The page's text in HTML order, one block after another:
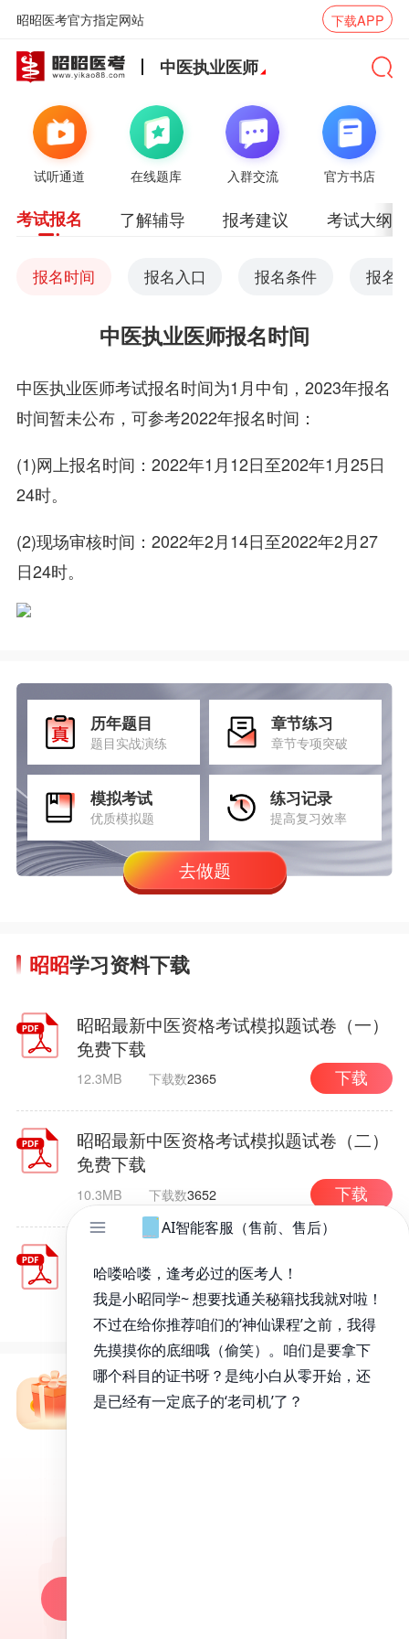
昭昭医考官方指定网站 下载APP
中医执业医师
试听通道 在线题库 入群交流 官方书店
考试报名 了解辅导 报考建议 考试大纲
报名时间 报名入口 报名条件 报名
中医执业医师报名时间
中医执业医师考试报名时间为1月中旬，2023年报名
时间暂未公布，可参考2022年报名时间：
(1)网上报名时间：2022年1月12日至202年1月25日
24时。
(2)现场审核时间：2022年2月14日至2022年2月27
日24时。
历年题目
题目实战演练
章节练习
章节专项突破
模拟考试
优质模拟题
练习记录
提高复习效率
去做题
昭昭学习资料下载
昭昭最新中医资格考试模拟题试卷（一）
免费下载
12.3MB 下载数2365 下载
昭昭最新中医资格考试模拟题试卷（二）
免费下载
10.3MB 下载数3652 下载
免费下载
9.65MB 下载数 2659 下载
免费备考资料包